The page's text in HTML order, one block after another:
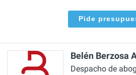
Pide
Belén Berzosa
Despacho de